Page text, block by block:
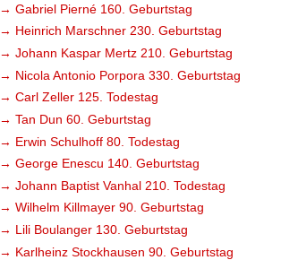
→ Gabriel Pierné 160. Geburtstag
→ Heinrich Marschner 230. Geburtstag
→ Johann Kaspar Mertz 210. Geburtstag
→ Nicola Antonio Porpora 330. Geburtstag
→ Carl Zeller 125. Todestag
→ Tan Dun 60. Geburtstag
→ Erwin Schulhoff 80. Todestag
→ George Enescu 140. Geburtstag
→ Johann Baptist Vanhal 210. Todestag
→ Wilhelm Killmayer 90. Geburtstag
→ Lili Boulanger 130. Geburtstag
→ Karlheinz Stockhausen 90. Geburtstag